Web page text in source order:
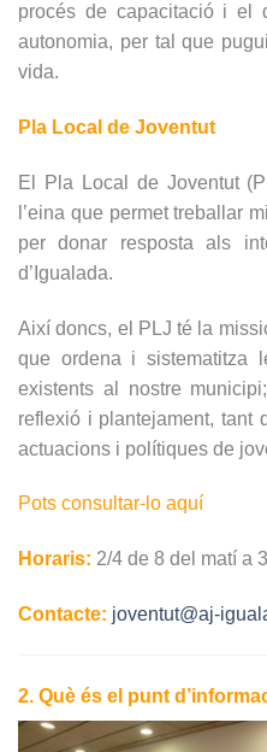
procés de capacitació i el
autonomia, per tal que
vida.
Pla Local de Joventut
El Pla Local de Joventut
l’eina que permet treballar
per donar resposta als
d’Igualada.
Així doncs, el PLJ té la
que ordena i sistematitza
existents al nostre
reflexió i plantejament, tant
actuacions i polítiques de
Pots consultar-lo aquí
Horaris: 2/4 de 8 del matí a
Contacte: joventut@aj-
2. Què és el punt